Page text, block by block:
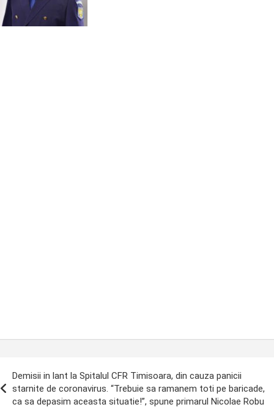
Demisii in lant la Spitalul CFR Timisoara, din cauza panicii
starnite de coronavirus. “Trebuie sa ramanem toti pe baricade,
ca sa depasim aceasta situatie!”, spune primarul Nicolae Robu